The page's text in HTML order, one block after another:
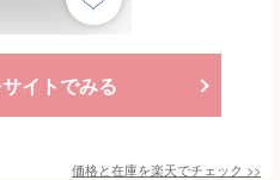
イトでみる
価格と在庫を楽天でチェック >>